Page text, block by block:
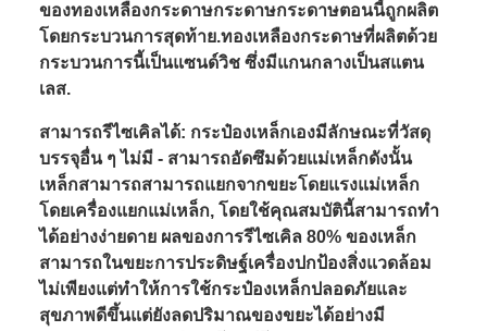
ของทองเหลืองกระดาษกระดาษกระดาษตอนนี้ถูกผลิต
โดยกระบวนการสุดท้าย.ทองเหลืองกระดาษที่ผลิตด้วย
กระบวนการนี้เป็นแซนด์วิช ซึ่งมีแกนกลางเป็นสแตน
เลส.
สามารถรีไซเคิลได้: กระป๋องเหล็กเองมีลักษณะที่วัสดุ
บรรจุอื่น ๆ ไม่มี - สามารถอัดซึมด้วยแม่เหล็กดังนั้น
เหล็กสามารถสามารถแยกจากขยะโดยแรงแม่เหล็ก
โดยเครื่องแยกแม่เหล็ก, โดยใช้คุณสมบัตินี้สามารถทํา
ได้อย่างง่ายดาย ผลของการรีไซเคิล 80% ของเหล็ก
สามารถในขยะการประดิษฐ์เครื่องปกป้องสิ่งแวดล้อม
ไม่เพียงแต่ทําให้การใช้กระป๋องเหล็กปลอดภัยและ
สุขภาพดีขึ้นแต่ยังลดปริมาณของขยะได้อย่างมี